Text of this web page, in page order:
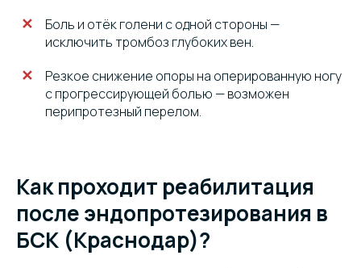
Боль и отёк голени с одной стороны —
исключить тромбоз глубоких вен.
Резкое снижение опоры на оперированную ногу
с прогрессирующей болью — возможен
перипротезный перелом.
Как проходит реабилитация
после эндопротезирования в
БСК (Краснодар)?